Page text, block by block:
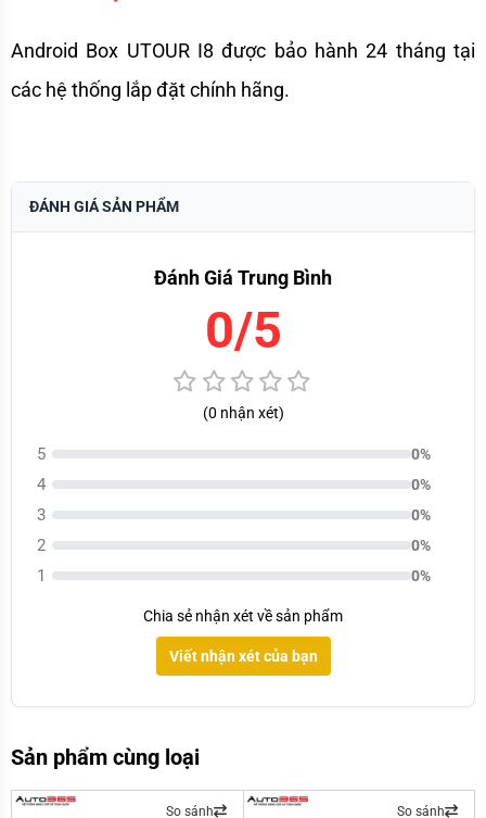
Android Box UTOUR I8 được bảo hành 24 tháng tại
các hệ thống lắp đặt chính hãng.
ĐÁNH GIÁ SẢN PHẨM
Đánh Giá Trung Bình
0/5
(0 nhận xét)
5 0%
4 0%
3 0%
2 0%
1 0%
Chia sẻ nhận xét về sản phẩm
Viết nhận xét của bạn
Sản phẩm cùng loại
So sánh So sánh